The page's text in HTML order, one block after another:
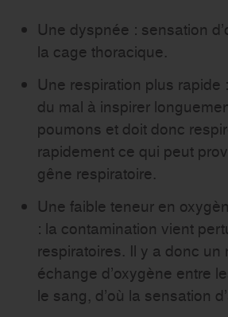
Une dyspnée : sensation
la cage thoracique.
Une respiration plus rapide
du mal à inspirer
poumons et doit donc
rapidement ce qui peut
gêne respiratoire.
Une faible teneur en
: la contamination vient
respiratoires. Il y a donc un
échange d’oxygène entre
le sang, d’où la sensation